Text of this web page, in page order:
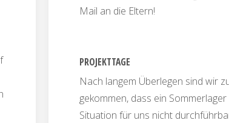
Mail an die Eltern!
PROJEKTTAGE
Nach langem Überlegen sind wir
gekommen, dass ein
Situation für uns nicht